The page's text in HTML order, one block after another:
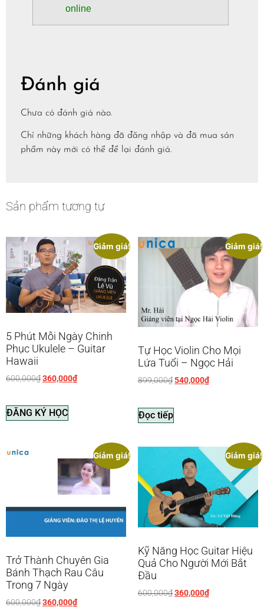
online
Đánh giá
Chưa có đánh giá nào.
Chỉ những khách hàng đã đăng nhập và đã mua sản
phẩm này mới có thể để lại đánh giá.
Sản phẩm tương tự
Giảm giá!
5 Phút Mỗi Ngày Chinh
Phục Ukulele – Guitar
Hawaii
600,000₫360,000₫
ĐĂNG KÝ HỌC
Giảm giá!
Tự Học Violin Cho Mọi
Lứa Tuổi – Ngọc Hải
899,000₫540,000₫
Đọc tiếp
Giảm giá!
Trở Thành Chuyên Gia
Bánh Thạch Rau Câu
Trong 7 Ngày
600,000₫360,000₫
Giảm giá!
Kỹ Năng Học Guitar Hiệu
Quả Cho Người Mới Bắt
Đầu
600,000₫360,000₫